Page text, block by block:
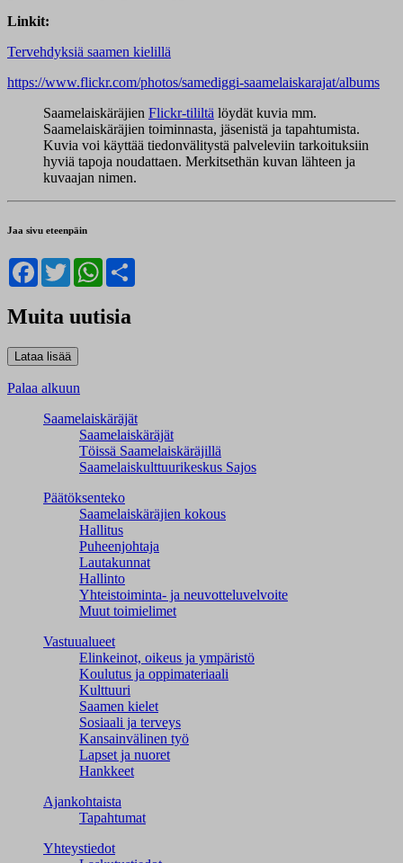
Linkit:
Tervehdyksiä saamen kielillä
https://www.flickr.com/photos/samediggi-saamelaiskarajat/albums
Saamelaiskäräjien Flickr-tililtä löydät kuvia mm.
Saamelaiskäräjien toiminnasta, jäsenistä ja tapahtumista.
Kuvia voi käyttää tiedonvälitystä palveleviin tarkoituksiin
hyviä tapoja noudattaen. Merkitsethän kuvan lähteen ja
kuvaajan nimen.
Jaa sivu eteenpäin
Facebook
TwitterWhatsApp
Muita uutisia
Palaa alkuun
Saamelaiskäräjät
Saamelaiskäräjät
Töissä Saamelaiskäräjillä
Saamelaiskulttuuri­keskus Sajos
Päätöksenteko
Saamelaiskäräjien kokous
Hallitus
Puheenjohtaja
Lautakunnat
Hallinto
Yhteistoiminta- ja neuvotteluvelvoite
Muut toimielimet
Vastuualueet
Elinkeinot, oikeus ja ympäristö
Koulutus ja oppimateriaali
Kulttuuri
Saamen kielet
Sosiaali ja terveys
Kansainvälinen työ
Lapset ja nuoret
Hankkeet
Ajankohtaista
Tapahtumat
Yhteystiedot